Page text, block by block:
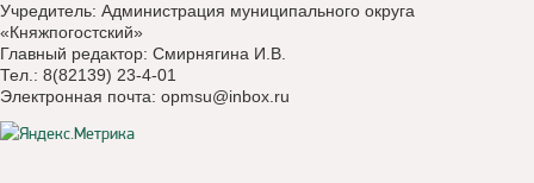
Учредитель: Администрация муниципального округа
«Княжпогостский»
Главный редактор: Смирнягина И.В.
Тел.: 8(82139) 23-4-01
Электронная почта: opmsu@inbox.ru